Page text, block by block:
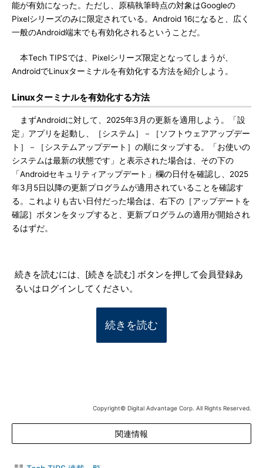
能が有効になった。ただし、原稿執筆時点の対象はGoogleの
Pixelシリーズのみに限定されている。Android 16になると、広く
一般のAndroid端末でも有効化されるということだ。
本Tech TIPSでは、Pixelシリーズ限定となってしまうが、
AndroidでLinuxターミナルを有効化する方法を紹介しよう。
Linuxターミナルを有効化する方法
まずAndroidに対して、2025年3月の更新を適用しよう。「設
定」アプリを起動し、［システム］－［ソフトウェアアップデー
ト］－［システムアップデート］の順にタップする。「お使いの
システムは最新の状態です」と表示された場合は、その下の
「Androidセキュリティアップデート」欄の日付を確認し、2025
年3月5日以降の更新プログラムが適用されていることを確認す
る。これよりも古い日付だった場合は、右下の［アップデートを
確認］ボタンをタップすると、更新プログラムの適用が開始され
るはずだ。
続きを読むには、[続きを読む] ボタンを押して会員登録あ
るいはログインしてください。
続きを読む
Copyright© Digital Advantage Corp. All Rights Reserved.
関連情報